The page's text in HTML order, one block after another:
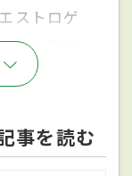
ストロゲ
スク因子
要以上に
宮体がん
られてい
事を読む